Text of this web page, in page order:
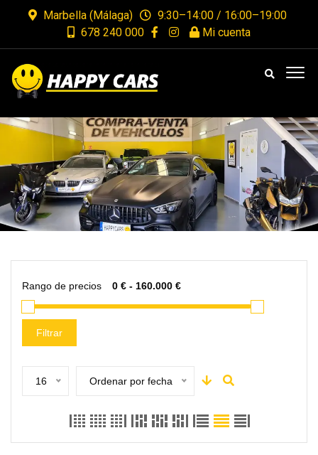
Marbella (Málaga)
9:30–14:00 / 16:00–19:00
678 240 000
Mi cuenta
Rango de precios
Filtrar
16 Ordenar por fecha